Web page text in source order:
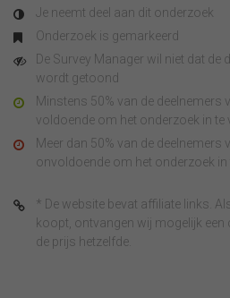
Je neemt deel aan dit onderzoek
Onderzoek is gemarkeerd
De Survey Manager wil niet dat de
wordt getoond
Minstens 50% van de deelnemers
voldoende om het onderzoek in te
Meer dan 50% van de deelnemers
onvoldoende om het onderzoek in
* De website bevat affiliate links.
koopt, ontvangen wij mogelijk
de prijs hetzelfde.